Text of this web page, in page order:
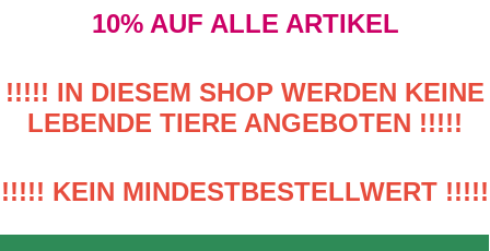
10% AUF ALLE ARTIKEL
!!!!! IN DIESEM SHOP WERDEN KEINE
LEBENDE TIERE ANGEBOTEN !!!!!
!!!!! KEIN MINDESTBESTELLWERT !!!!!